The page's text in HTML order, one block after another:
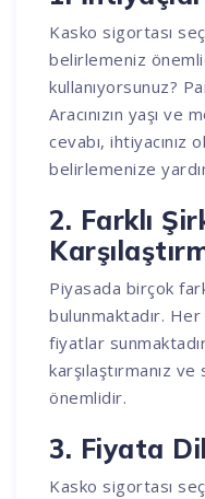
Kasko sigortası
belirlemeniz
kullanıyorsunuz?
Aracınızın yaşı ve
cevabı, ihtiyacınız
belirlemenize
2. Farklı
Piyasada birçok
bulunmaktadır.
fiyatlar
karşılaştırmanız
önemlidir.
3. Fiyata
Kasko sigortası